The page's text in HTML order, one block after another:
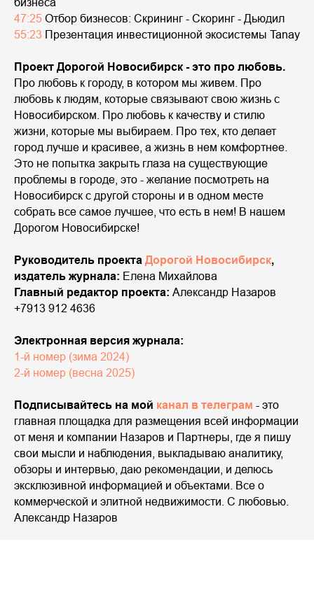
47:25 Отбор бизнесов: Скрининг - Скоринг - Дьюдил
55:23 Презентация инвестиционной экосистемы Tanay
Проект Дорогой Новосибирск - это про любовь.
Про любовь к городу, в котором мы живем. Про
любовь к людям, которые связывают свою жизнь с
Новосибирском. Про любовь к качеству и стилю
жизни, которые мы выбираем. Про тех, кто делает
город лучше и красивее, а жизнь в нем комфортнее.
Это не попытка закрыть глаза на существующие
проблемы в городе, это - желание посмотреть на
Новосибирск с другой стороны и в одном месте
собрать все самое лучшее, что есть в нем! В нашем
Дорогом Новосибирске!
Руководитель проекта Дорогой Новосибирск,
издатель журнала: Елена Михайлова
Главный редактор проекта: Александр Назаров
+7913 912 4636
Электронная версия журнала:
1-й номер (зима 2024)
2-й номер (весна 2025)
Подписывайтесь на мой канал в телеграм - это
главная площадка для размещения всей информации
от меня и компании Назаров и Партнеры, где я пишу
свои мысли и наблюдения, выкладываю аналитику,
обзоры и интервью, даю рекомендации, и делюсь
эксклюзивной информацией и объектами. Все о
коммерческой и элитной недвижимости. С любовью.
Александр Назаров